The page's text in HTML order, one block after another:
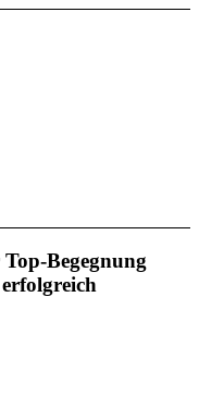
Begegnung